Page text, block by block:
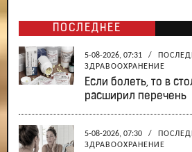
ПОСЛЕДНЕЕ
5-08-2026, 07:31 /
ЗДРАВООХРАНЕНИЕ
Если болеть, то в
расширил перечень
5-08-2026, 07:30 /
ЗДРАВООХРАНЕНИЕ